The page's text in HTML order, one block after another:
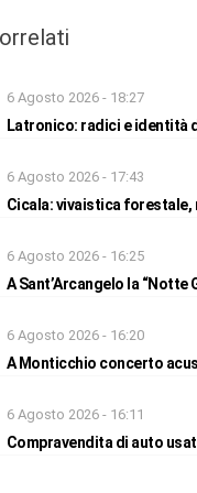
6 Agosto 2026 - 18:27
Latronico: radici e identità
6 Agosto 2026 - 17:43
Cicala: vivaistica forestale,
6 Agosto 2026 - 16:25
A Sant’Arcangelo la “Notte
6 Agosto 2026 - 16:20
A Monticchio concerto
6 Agosto 2026 - 16:11
Compravendita di auto